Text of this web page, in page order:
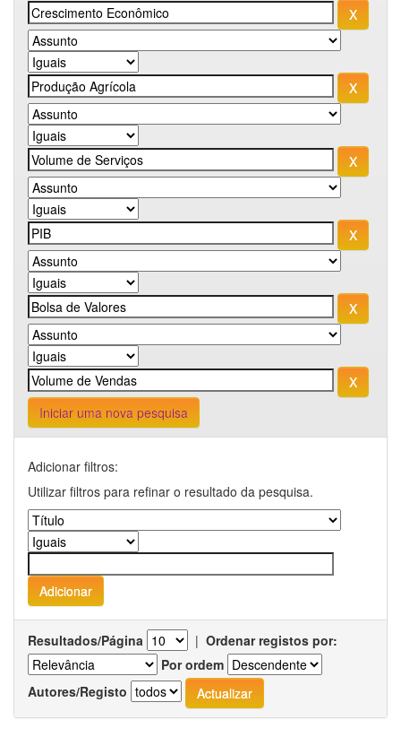
Iniciar uma nova pesquisa
Adicionar filtros:
Utilizar filtros para refinar o resultado da pesquisa.
Resultados/Página | Ordenar registos por:
Por ordem
Autores/Registo